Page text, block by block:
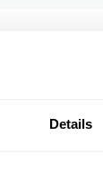
Details